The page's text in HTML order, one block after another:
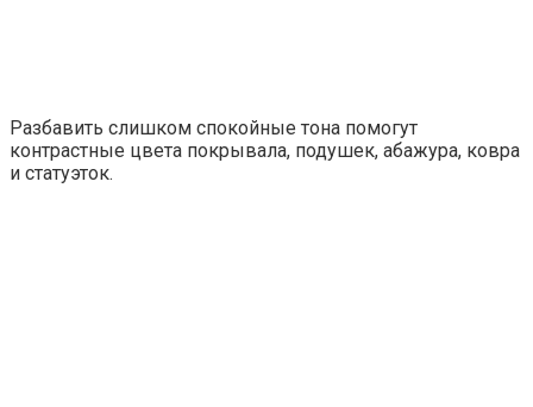
Разбавить слишком спокойные тона помогут
контрастные цвета покрывала, подушек, абажура, ковра
и статуэток.